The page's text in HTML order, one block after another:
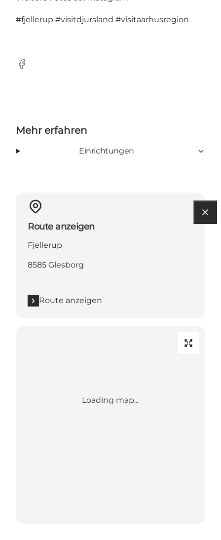
#fjellerup #visitdjursland #visitaarhusregion
Facebook
Mehr erfahren
Einrichtungen
Route anzeigen
Fjellerup
8585 Glesborg
Route anzeigen
Loading map...